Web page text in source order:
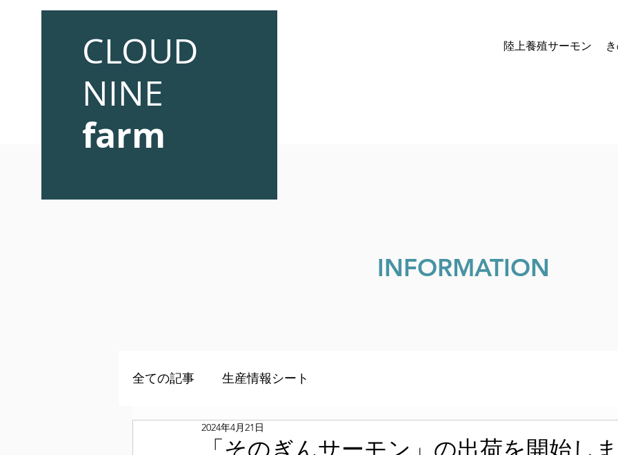
CLOUD
NINE
farm
陸上養殖サーモン
INFORMATION
全ての記事 生産情報シート
「そのぎんサーモン」の出荷を開始し
2024年4月21日